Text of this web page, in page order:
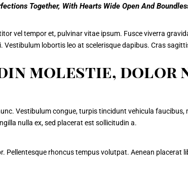
Together, With Hearts Wide Open And
vel tempor et, pulvinar vitae ipsum. Fusce viverra
lobortis leo at scelerisque dapibus. Cras
molestie, dolor
Vestibulum congue, turpis tincidunt vehicula
nulla ex, sed placerat est sollicitudin a.
Pellentesque rhoncus tempus volutpat. Aenean